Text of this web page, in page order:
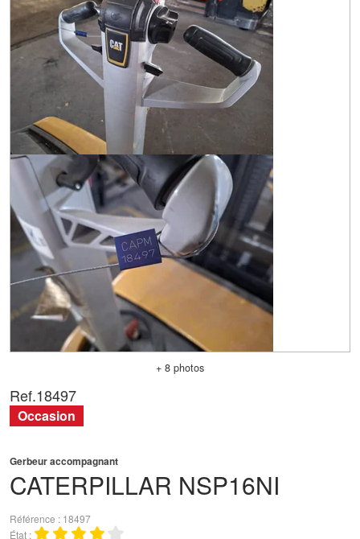
+ 8 photos
CATERPILLAR NSP16NI
Gerbeur accompagnant
Référence
18497
État
Ref.18497
Occasion